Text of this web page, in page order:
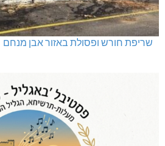
שריפת חורש ופסולת באזור אבן מנחם